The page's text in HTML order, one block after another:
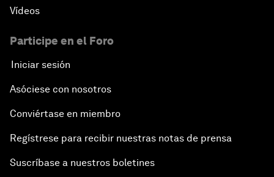
Vídeos
Participe en el Foro
Iniciar sesión
Asóciese con nosotros
Conviértase en miembro
Regístrese para recibir nuestras notas de prensa
Suscríbase a nuestros boletines